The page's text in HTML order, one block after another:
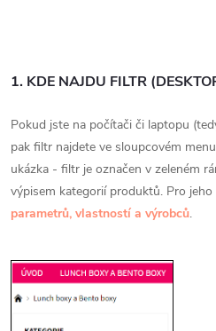
1. KDE NAJDU FILTR
Pokud jste na počítači či laptopu
pak filtr najdete ve sloupcovém
ukázka - filtr je označen v zeleném
výpisem kategorií produktů. Pro
parametrů, vlastností a výrobců.